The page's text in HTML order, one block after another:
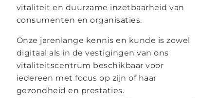
vitaliteit en duurzame inzetbaarheid van
consumenten en organisaties.
Onze jarenlange kennis en kunde is zowel
digitaal als in de vestigingen van ons
vitaliteitscentrum beschikbaar voor
iedereen met focus op zijn of haar
gezondheid en prestaties.